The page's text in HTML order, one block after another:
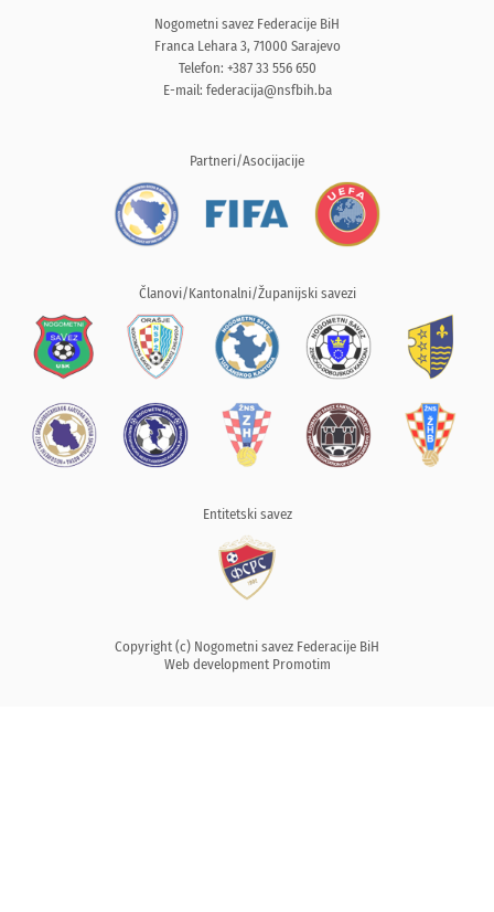
Nogometni savez Federacije BiH
Franca Lehara 3, 71000 Sarajevo
Telefon: +387 33 556 650
E-mail: federacija@nsfbih.ba
Partneri/Asocijacije
Članovi/Kantonalni/Županijski savezi
Entitetski savez
Copyright (c) Nogometni savez Federacije BiH
Web development Promotim